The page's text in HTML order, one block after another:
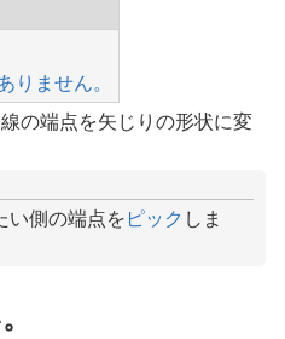
りません。
の端点を矢じりの形状に変
い側の端点をピック しま